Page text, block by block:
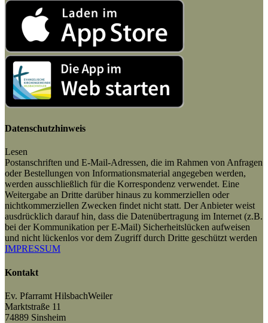
Datenschutzhinweis
Lesen
Postanschriften und E-Mail-Adressen, die im Rahmen von Anfragen
oder Bestellungen von Informationsmaterial angegeben werden,
werden ausschließlich für die Korrespondenz verwendet. Eine
Weitergabe an Dritte darüber hinaus zu kommerziellen oder
nichtkommerziellen Zwecken findet nicht statt. Der Anbieter weist
ausdrücklich darauf hin, dass die Datenübertragung im Internet (z.B.
bei der Kommunikation per E-Mail) Sicherheitslücken aufweisen
und nicht lückenlos vor dem Zugriff durch Dritte geschützt werden
IMPRESSUM
Kontakt
Ev. Pfarramt HilsbachWeiler
Marktstraße 11
74889 Sinsheim